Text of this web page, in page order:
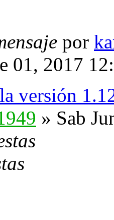
por
01, 2017
versión
» Sab